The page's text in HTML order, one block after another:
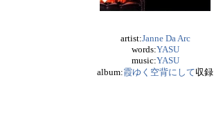
artist:Janne Da Arc
words:YASU
music:YASU
album:霞ゆく空背にして収録